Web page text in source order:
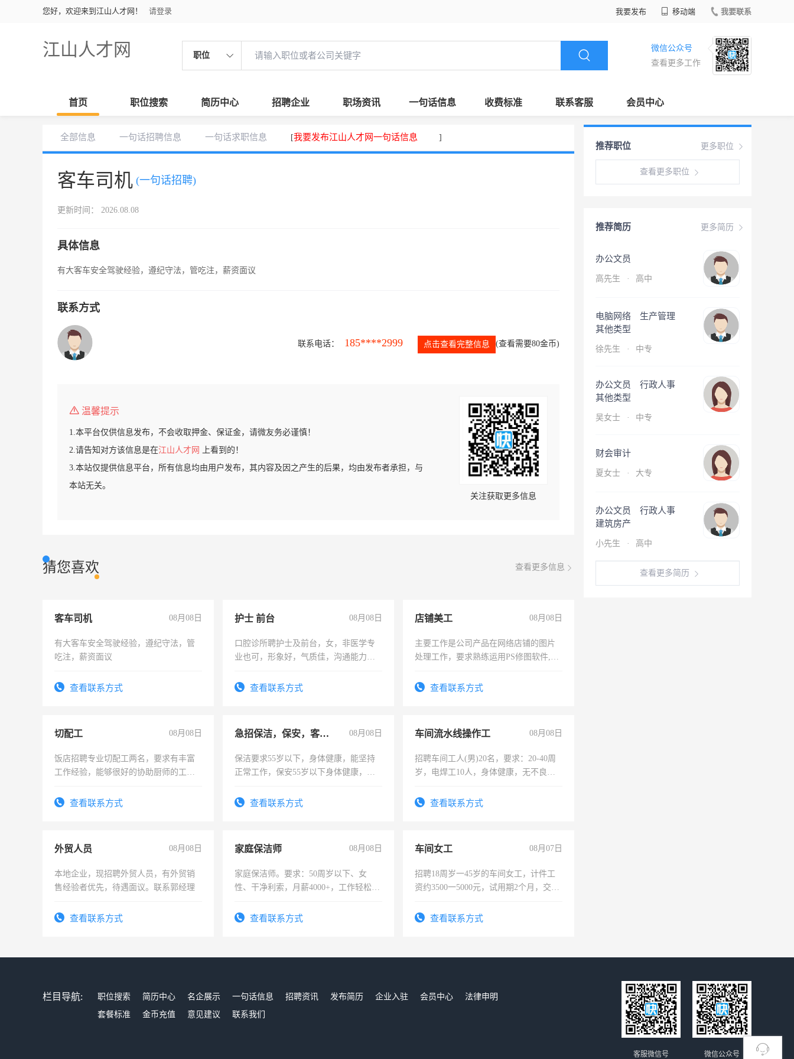
您好，欢迎来到江山人才网！ 请登录 我要发布 移动端 我要联系
江山人才网 职位
微信公众号
查看更多工作
首页 职位搜索 简历中心 招聘企业 职场资讯 一句话信息 收费标准 联系客服 会员中心
全部信息 一句话招聘信息 一句话求职信息 [我要发布江山人才网一句话信息 ]
客车司机 (一句话招聘)
更新时间： 2026.08.08
具体信息
有大客车安全驾驶经验，遵纪守法，管吃注，薪资面议
联系方式
联系电话： 185****2999 点击查看完整信息 (查看需要80金币)
温馨提示
1.本平台仅供信息发布，不会收取押金、保证金，请微友务必谨慎！
2.请告知对方该信息是在江山人才网
上看到的！
3.本站仅提供信息平台，所有信息均由用户发布，其内容及因之产生的后果，均由发布者承担，与
本站无关。
关注获取更多信息
猜您喜欢 查看更多信息
客车司机 08月08日
有大客车安全驾驶经验，遵纪守法，管
吃注，薪资面议
查看联系方式
护士 前台 08月08日
口腔诊所聘护士及前台，女，非医学专
业也可，形象好，气质佳，沟通能力
查看联系方式
店铺美工 08月08日
主要工作是公司产品在网络店铺的图片
处理工作，要求熟练运用PS修图软件,工
查看联系方式
切配工 08月08日
饭店招聘专业切配工两名，要求有丰富
工作经验，能够很好的协助厨师的工
4500。查看联系方式
急招保洁，保安，客服，工程 08月08日
保洁要求55岁以下，身体健康，能坚持
正常工作，保安55岁以下身体健康，有
录，客服要求45岁以下高中以上文化，
查看联系方式
车间流水线操作工 08月08日
招聘车间工人(男)20名，要求：20-40周
岁，电焊工10人，身体健康，无不良嗜
宿，免费发放劳保用品，两班倒，每月
查看联系方式
外贸人员 08月08日
本地企业，现招聘外贸人员，有外贸销
售经验者优先，待遇面议。联系郭经理
查看联系方式
家庭保洁师 08月08日
家庭保洁师。要求：50周岁以下、女
性、干净利索，月薪4000+，工作轻松，
太太等。查看联系方式
车间女工 08月07日
招聘18周岁一45岁的车间女工，计件工
资约3500一5000元，试用期2个月，交五
查看联系方式
更多职位
推荐职位
查看更多职位
更多简历
推荐简历
办公文员
高先生 · 高中
电脑网络 生产管理
其他类型
徐先生 · 中专
办公文员 行政人事
其他类型
吴女士 · 中专
财会审计
夏女士 · 大专
办公文员 行政人事
建筑房产
小先生 · 高中
查看更多简历
栏目导航: 职位搜索 简历中心 名企展示 一句话信息 招聘资讯 发布简历 企业入驻 会员中心
法律申明
套餐标准
金币充值 意见建议 联系我们
微信公众号
客服微信号